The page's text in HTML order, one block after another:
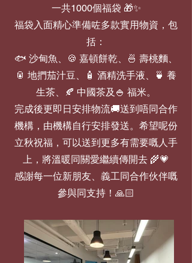
一共1000個福袋 🎁✨
福袋入面精心準備咗多款實用物資，包
括：
🐟 沙甸魚、🍪 嘉頓餅乾、🍜 壽桃麵、
🥫 地捫茄汁豆、🧴 酒精洗手液、🍵 養
生茶、🍂 中國茶及🍚 福米。
完成後更即日安排物流🚚送到唔同合作
機構，由機構自行安排發送。希望呢份
立秋祝福，可以送到更多有需要嘅人手
上，將溫暖同關愛繼續傳開去 🌾💗
感謝每一位新朋友、義工同合作伙伴嘅
參與同支持！🙏🏻